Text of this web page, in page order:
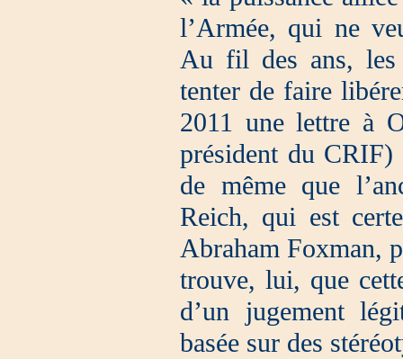
l’Armée, qui ne
Au fil des ans, les
tenter de faire
2011 une lettre à
président du CRIF)
de même que
Reich, qui est
Abraham Foxman,
trouve, lui, que
d’un jugement
basée sur des